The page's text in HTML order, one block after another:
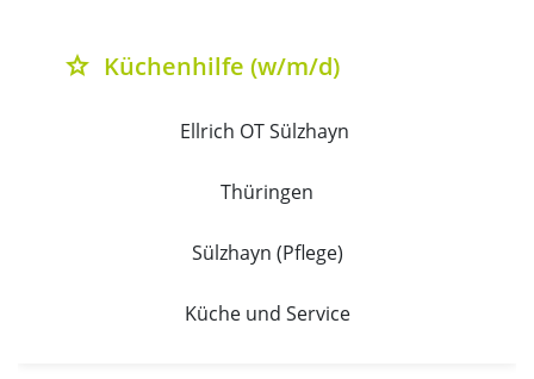
grade Küchenhilfe (w/m/d)
Ellrich OT Sülzhayn
Thüringen
Sülzhayn (Pflege)
Küche und Service